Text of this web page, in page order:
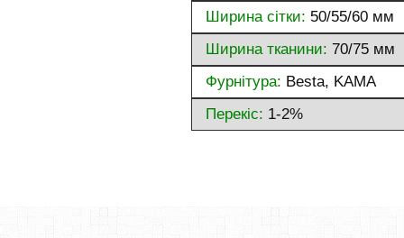
Ширина сітки: 50/55/60 мм
Ширина тканини: 70/75 мм
Фурнітура: Besta, KAMA
Перекіс: 1-2%